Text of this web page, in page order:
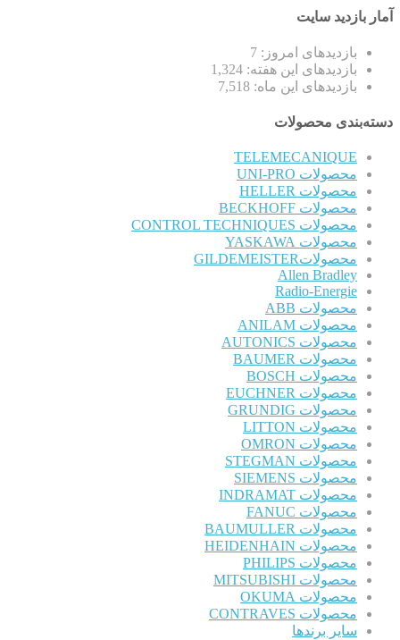
آمار بازدید سایت
بازدیدهای امروز: 7
بازدیدهای این هفته: 1,324
بازدیدهای این ماه: 7,518
دسته‌بندی محصولات
TELEMECANIQUE
محصولات UNI-PRO
محصولات HELLER
محصولات BECKHOFF
محصولات CONTROL TECHNIQUES
محصولات YASKAWA
محصولاتGILDEMEISTER
Allen Bradley
Radio-Energie
محصولات ABB
محصولات ANILAM
محصولات AUTONICS
محصولات BAUMER
محصولات BOSCH
محصولات EUCHNER
محصولات GRUNDIG
محصولات LITTON
محصولات OMRON
محصولات STEGMAN
محصولات SIEMENS
محصولات INDRAMAT
محصولات FANUC
محصولات BAUMULLER
محصولات HEIDENHAIN
محصولات PHILIPS
محصولات MITSUBISHI
محصولات OKUMA
محصولات CONTRAVES
سایر برندها